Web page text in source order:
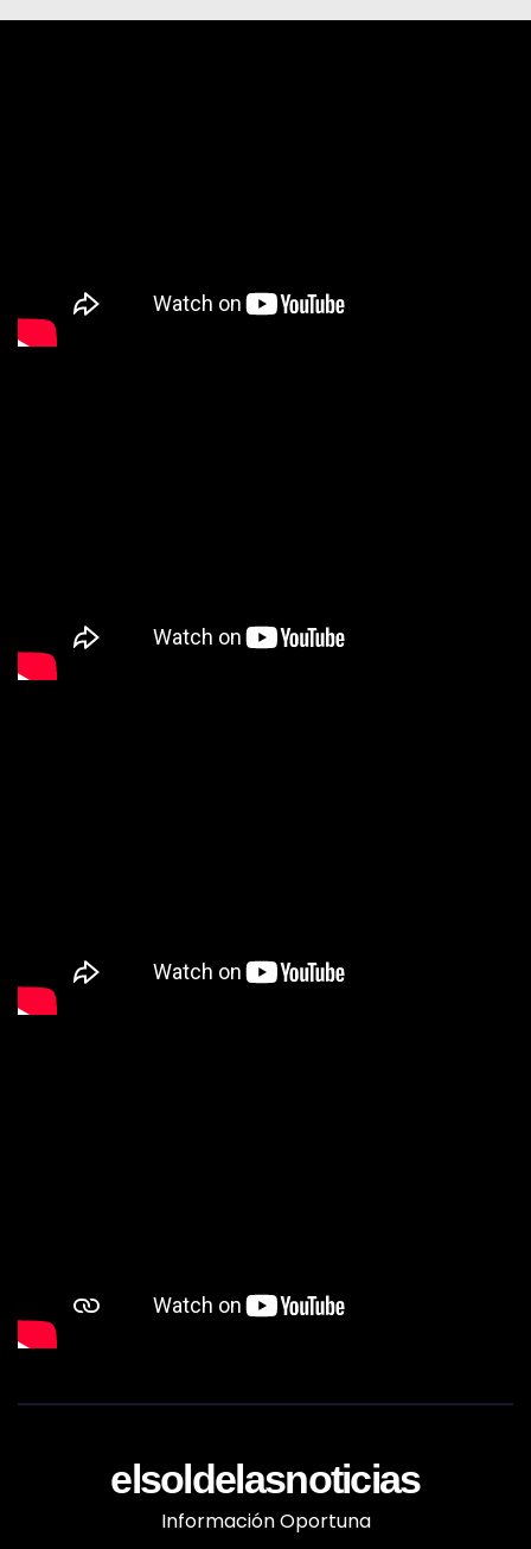
elsoldelasnoticias
Información Oportuna